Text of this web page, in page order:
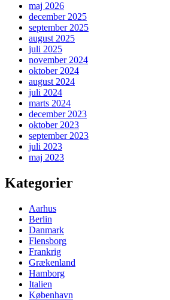
maj 2026
december 2025
september 2025
august 2025
juli 2025
november 2024
oktober 2024
august 2024
juli 2024
marts 2024
december 2023
oktober 2023
september 2023
juli 2023
maj 2023
Kategorier
Aarhus
Berlin
Danmark
Flensborg
Frankrig
Grækenland
Hamborg
Italien
København